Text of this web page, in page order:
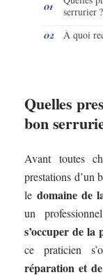
serrurier ?
À quoi
Quelles
bon
Avant toutes
prestations d’un
le domaine de
un
s’occuper de la
ce praticien
réparation et